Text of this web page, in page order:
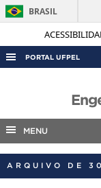
BRASIL
PORTAL UFPEL
ACESSO À
COBALTO
MENU
ARQUIVO DE